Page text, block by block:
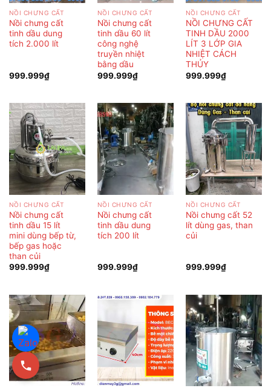
NỒI CHƯNG CẤT
Nồi chưng cất
tinh dầu dung
tích 2.000 lít
999.999₫
NỒI CHƯNG CẤT
Nồi chưng cất
tinh dầu 60 lít
công nghệ
truyền nhiệt
bằng dầu
999.999₫
NỒI CHƯNG CẤT
NỒI CHƯNG CẤT
TINH DẦU 2000
LÍT 3 LỚP GIA
NHIỆT CÁCH
THỦY
999.999₫
NỒI CHƯNG CẤT
Nồi chưng cất
tinh dầu 15 lít
mini dùng bếp từ,
bếp gas hoặc
than củi
999.999₫
NỒI CHƯNG CẤT
Nồi chưng cất
tinh dầu dung
tích 200 lít
999.999₫
NỒI CHƯNG CẤT
Nồi chưng cất 52
lít dùng gas, than
củi
999.999₫